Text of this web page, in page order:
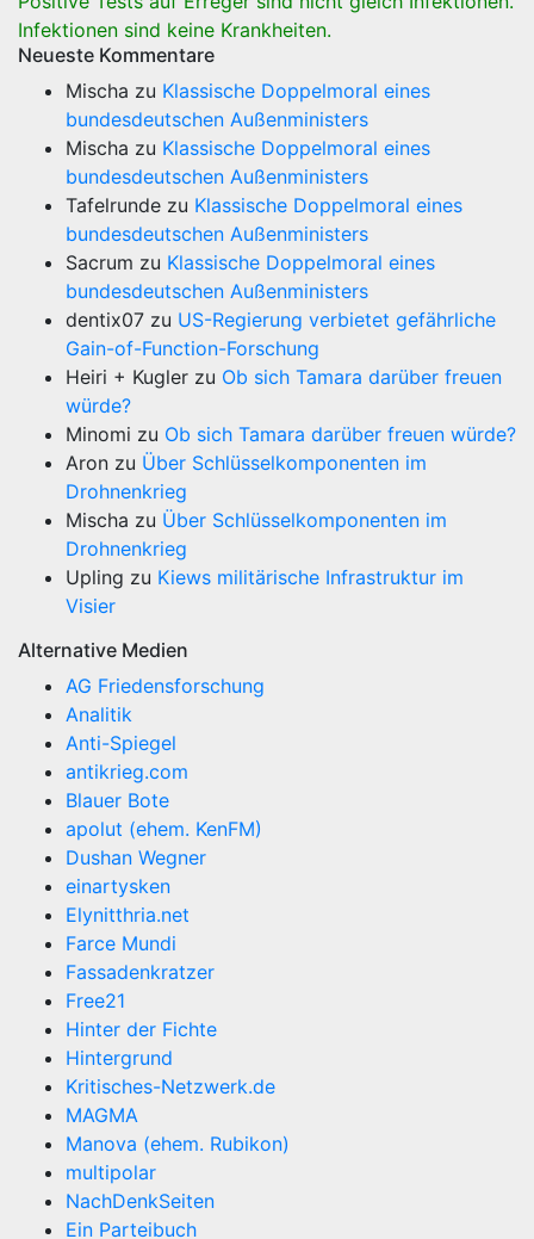
Infektionen sind keine Krankheiten.
Neueste Kommentare
Mischa zu Klassische Doppelmoral eines
bundesdeutschen Außenministers
Mischa zu Klassische Doppelmoral eines
bundesdeutschen Außenministers
Tafelrunde zu Klassische Doppelmoral eines
bundesdeutschen Außenministers
Sacrum zu Klassische Doppelmoral eines
bundesdeutschen Außenministers
dentix07 zu US-Regierung verbietet gefährliche
Gain-of-Function-Forschung
Heiri + Kugler zu Ob sich Tamara darüber freuen
würde?
Minomi zu Ob sich Tamara darüber freuen würde?
Aron zu Über Schlüsselkomponenten im
Drohnenkrieg
Mischa zu Über Schlüsselkomponenten im
Drohnenkrieg
Upling zu Kiews militärische Infrastruktur im
Visier
Alternative Medien
AG Friedensforschung
Analitik
Anti-Spiegel
antikrieg.com
Blauer Bote
apolut (ehem. KenFM)
Dushan Wegner
einartysken
Elynitthria.net
Farce Mundi
Fassadenkratzer
Free21
Hinter der Fichte
Hintergrund
Kritisches-Netzwerk.de
MAGMA
Manova (ehem. Rubikon)
multipolar
NachDenkSeiten
Ein Parteibuch